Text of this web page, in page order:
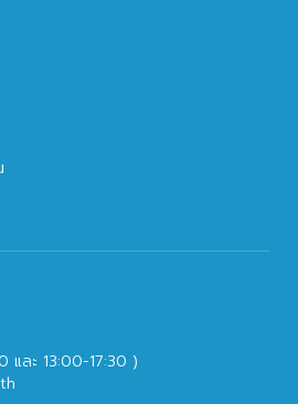
และ 13:00-17:30 )